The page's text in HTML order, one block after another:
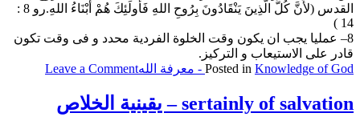
القدس (لأَنَّ كُلَّ الَّذِينَ يَنْقَادُونَ بِرُوحِ اللهِ فَأُولَئِكَ هُمْ أَبْنَاءُ اللهِ.رو 8 :
14 )
8– عمليا يجب ان يكون وقت الخلوة الفردية محدد و فى وقت تكون
قادر على الاستيعاب و التركيز.
Posted in Knowledge of God - معرفة الله Leave a Comment
on
sertainly of salvation – يقينية الخلاص